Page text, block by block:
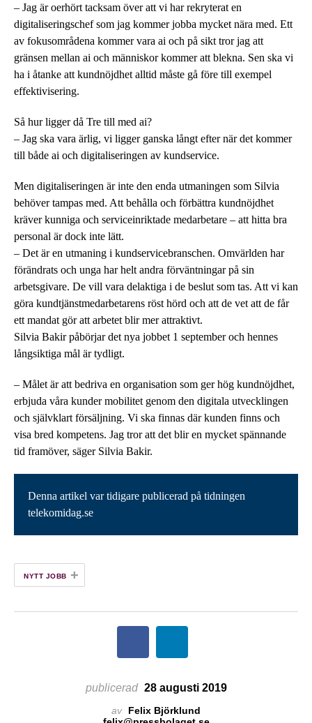
– Jag är oerhört tacksam över att vi har rekryterat en
digitaliseringschef som jag kommer jobba mycket nära med. Ett
av fokusområdena kommer vara ai och på sikt tror jag att
gränsen mellan ai och människor kommer att blekna. Sen ska vi
ha i åtanke att kundnöjdhet alltid måste gå före till exempel
effektivisering.
Så hur ligger då Tre till med ai?
– Jag ska vara ärlig, vi ligger ganska långt efter när det kommer
till både ai och digitaliseringen av kundservice.
Men digitaliseringen är inte den enda utmaningen som Silvia
behöver tampas med. Att behålla och förbättra kundnöjdhet
kräver kunniga och serviceinriktade medarbetare – att hitta bra
personal är dock inte lätt.
– Det är en utmaning i kundservicebranschen. Omvärlden har
förändrats och unga har helt andra förväntningar på sin
arbetsgivare. De vill vara delaktiga i de beslut som tas. Att vi kan
göra kundtjänstmedarbetarens röst hörd och att de vet att de får
ett mandat gör att arbetet blir mer attraktivt.
Silvia Bakir påbörjar det nya jobbet 1 september och hennes
långsiktiga mål är tydligt.
– Målet är att bedriva en organisation som ger hög kundnöjdhet,
erbjuda våra kunder mobilitet genom den digitala utvecklingen
och självklart försäljning. Vi ska finnas där kunden finns och
visa bred kompetens. Jag tror att det blir en mycket spännande
tid framöver, säger Silvia Bakir.
Denna artikel var tidigare publicerad på tidningen
telekomidag.se
NYTT JOBB +
publicerad 28 augusti 2019
av
Felix Björklund